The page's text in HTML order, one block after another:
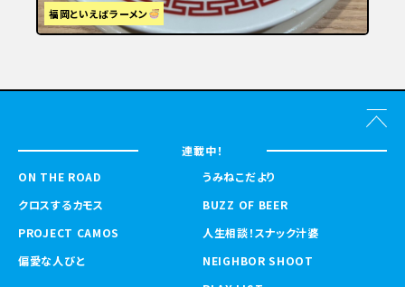
福岡といえばラーメン
連載中！
ON THE ROAD
クロスするカモス
PROJECT CAMOS
偏愛な人びと
うみねこだより
BUZZ OF BEER
人生相談！スナック汁婆
NEIGHBOR SHOOT